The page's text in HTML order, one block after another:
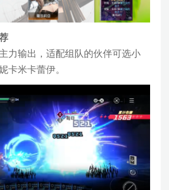
力输出，适配组队的伙伴可选小
卡米卡蕾伊。